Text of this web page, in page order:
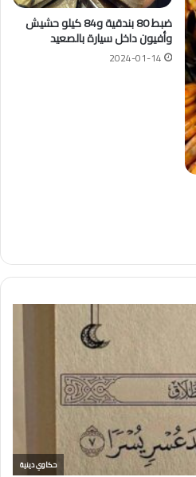
ضبط 80 بندقية و84 كيلو حشيش
وأفيون داخل سيارة بالصعيد
2024-01-14